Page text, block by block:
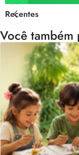
Recentes
Você